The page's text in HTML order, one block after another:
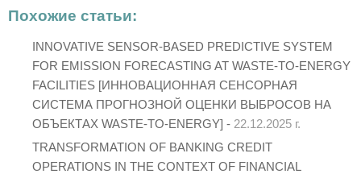
Похожие статьи:
INNOVATIVE SENSOR-BASED PREDICTIVE SYSTEM
FOR EMISSION FORECASTING AT WASTE-TO-ENERGY
FACILITIES [ИННОВАЦИОННАЯ СЕНСОРНАЯ
СИСТЕМА ПРОГНОЗНОЙ ОЦЕНКИ ВЫБРОСОВ НА
ОБЪЕКТАХ WASTE-TO-ENERGY] - 22.12.2025 г.
TRANSFORMATION OF BANKING CREDIT
OPERATIONS IN THE CONTEXT OF FINANCIAL